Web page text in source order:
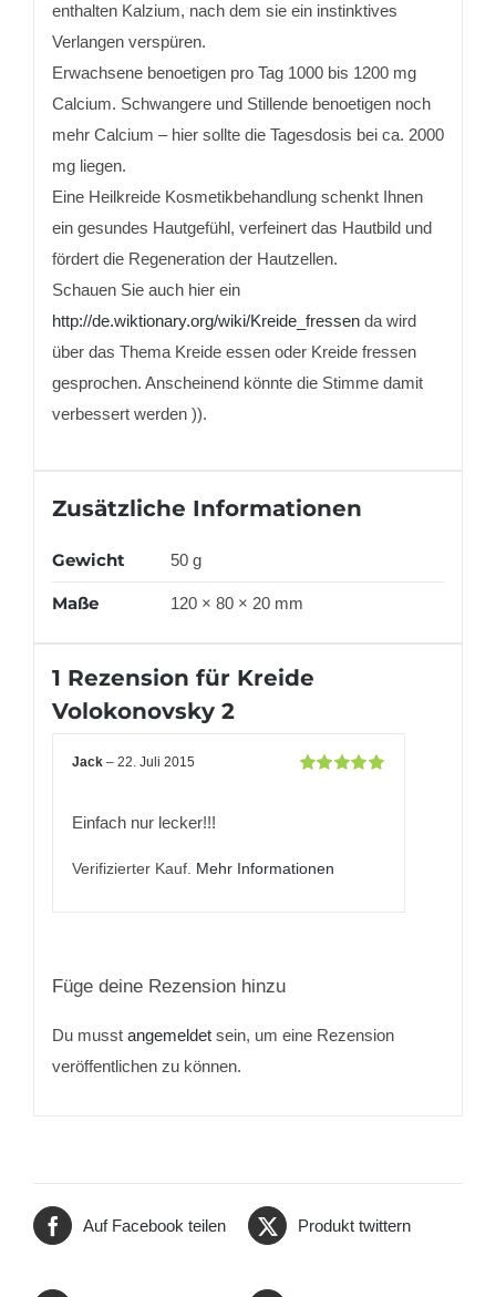
enthalten Kalzium, nach dem sie ein instinktives
Verlangen verspüren.
Erwachsene benoetigen pro Tag 1000 bis 1200 mg
Calcium. Schwangere und Stillende benoetigen noch
mehr Calcium – hier sollte die Tagesdosis bei ca. 2000
mg liegen.
Eine Heilkreide Kosmetikbehandlung schenkt Ihnen
ein gesundes Hautgefühl, verfeinert das Hautbild und
fördert die Regeneration der Hautzellen.
Schauen Sie auch hier ein
http://de.wiktionary.org/wiki/Kreide_fressenda wird
über das Thema Kreide essen oder Kreide fressen
gesprochen. Anscheinend könnte die Stimme damit
verbessert werden )).
Zusätzliche Informationen
Gewicht 50 g
Maße 120 × 80 × 20 mm
1 Rezension für Kreide
Volokonovsky 2
Jack– 22. Juli 2015
Einfach nur lecker!!!
Verifizierter Kauf. Mehr Informationen
Füge deine Rezension hinzu
Du musst angemeldetsein, um eine Rezension
veröffentlichen zu können.
Auf Facebook teilen Produkt twittern